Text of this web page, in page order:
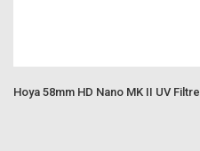
Hoya 58mm HD Nano MK II UV Filtre